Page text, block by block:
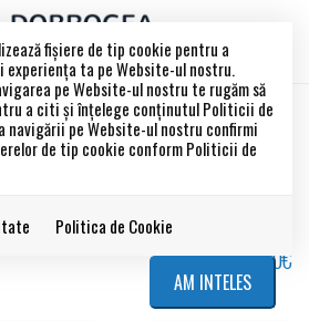
fişiere de tip cookie pentru a
experiența ta pe Website-ul nostru.
pe Website-ul nostru te rugăm să
a citi și înțelege conținutul Politicii de
navigării pe Website-ul nostru confirmi
de tip cookie conform Politicii de
Politica de Cookie
AM INTELES
-2 CAMERE
ETAJ 2
64.000€